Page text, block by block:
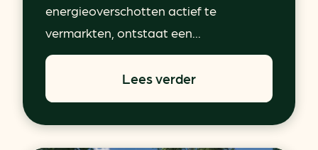
energieoverschotten actief te
vermarkten, ontstaat een...
Lees verder